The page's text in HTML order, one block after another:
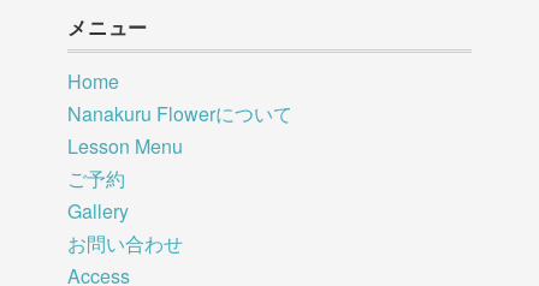
メニュー
Home
Nanakuru Flowerについて
Lesson Menu
ご予約
Gallery
お問い合わせ
Access